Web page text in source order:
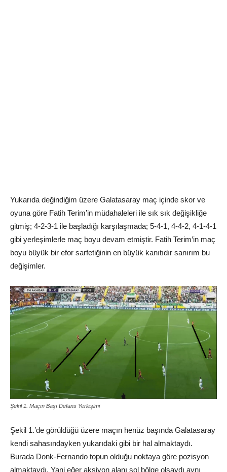
Yukarıda değindiğim üzere Galatasaray maç içinde skor ve
oyuna göre Fatih Terim’in müdahaleleri ile sık sık değişikliğe
gitmiş; 4-2-3-1 ile başladığı karşılaşmada; 5-4-1, 4-4-2, 4-1-4-1
gibi yerleşimlerle maç boyu devam etmiştir. Fatih Terim’in maç
boyu büyük bir efor sarfetiğinin en büyük kanıtıdır sanırım bu
değişimler.
Şekil 1. Maçın Başı Defans Yerleşimi
Şekil 1.’de görüldüğü üzere maçın henüz başında Galatasaray
kendi sahasındayken yukarıdaki gibi bir hal almaktaydı.
Burada Donk-Fernando topun olduğu noktaya göre pozisyon
almaktaydı. Yani eğer aksiyon alanı sol bölge olsaydı aynı